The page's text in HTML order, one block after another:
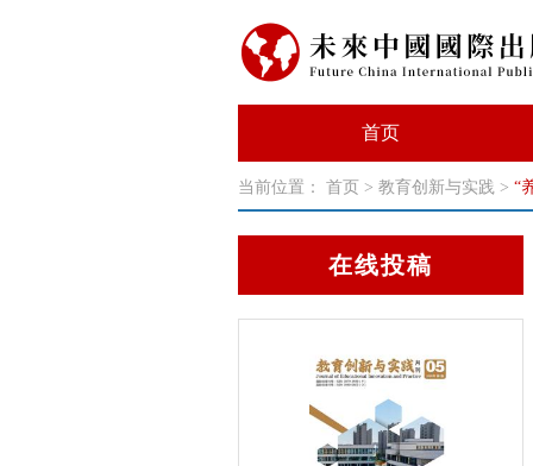
首页
当前位置： 首页 > 教育创新与实践 > “
在线投稿